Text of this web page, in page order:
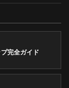
完全ガイド